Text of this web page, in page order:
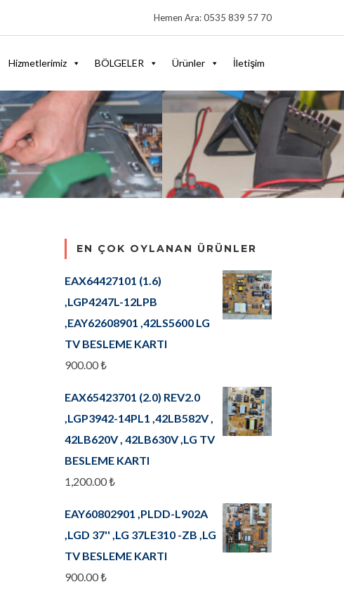
Hemen Ara: 0535 839 57 70
Hizmetlerimiz BÖLGELER Ürünler İletişim
EN ÇOK OYLANAN ÜRÜNLER
EAX64427101 (1.6)
,LGP4247L-12LPB
,EAY62608901 ,42LS5600 LG
TV BESLEME KARTI
900.00₺
EAX65423701 (2.0) REV2.0
,LGP3942-14PL1 ,42LB582V ,
42LB620V , 42LB630V ,LG TV
BESLEME KARTI
1,200.00₺
EAY60802901 ,PLDD-L902A
,LGD 37'' ,LG 37LE310 -ZB ,LG
TV BESLEME KARTI
900.00₺